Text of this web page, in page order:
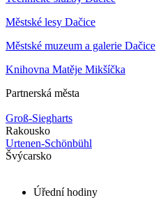
Městské lesy Dačice
Městské muzeum a galerie Dačice
Knihovna Matěje Mikšíčka
Partnerská města
Groß-Siegharts
Rakousko
Urtenen-Schönbühl
Švýcarsko
Úřední hodiny